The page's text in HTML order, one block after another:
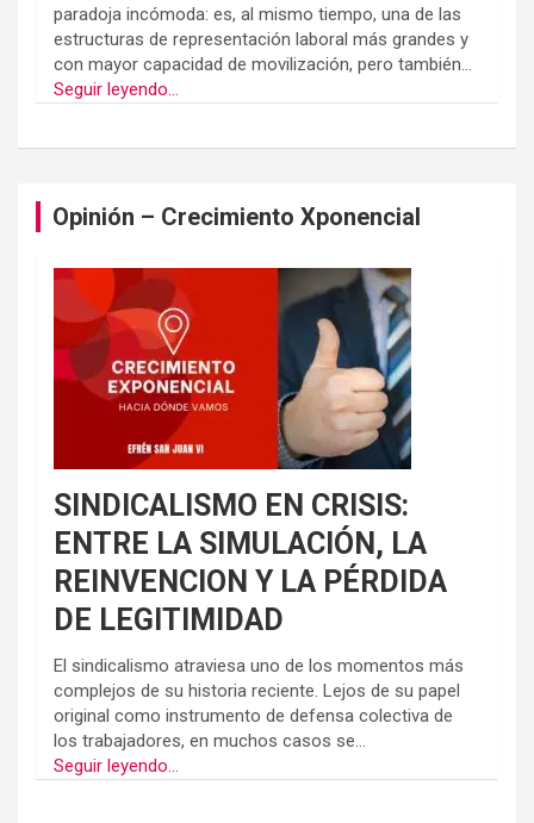
paradoja incómoda: es, al mismo tiempo, una de las
estructuras de representación laboral más grandes y
con mayor capacidad de movilización, pero también...
Seguir leyendo...
Opinión – Crecimiento Xponencial
SINDICALISMO EN CRISIS:
ENTRE LA SIMULACIÓN, LA
REINVENCION Y LA PÉRDIDA
DE LEGITIMIDAD
El sindicalismo atraviesa uno de los momentos más
complejos de su historia reciente. Lejos de su papel
original como instrumento de defensa colectiva de
los trabajadores, en muchos casos se...
Seguir leyendo...